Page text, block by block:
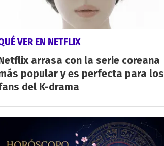
VER EN NETFLIX
arrasa con la serie coreana
popular y es perfecta para los
del K-drama